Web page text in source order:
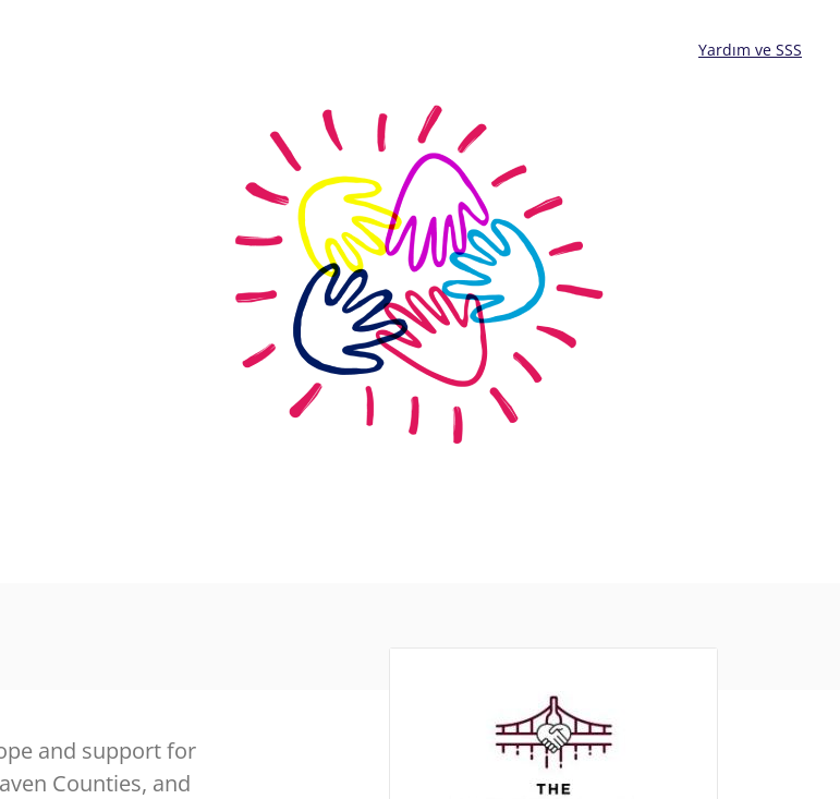
Yardım ve SSS
and support for
Counties, and